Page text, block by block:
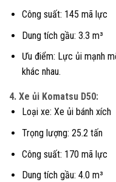
Công suất: 145 mã lực
Dung tích gầu: 3.3 m³
Ưu điểm: Lực ủi mạnh
khác nhau.
4. Xe ủi Komatsu D50:
Loại xe: Xe ủi bánh xích
Trọng lượng: 25.2 tấn
Công suất: 170 mã lực
Dung tích gầu: 4.0 m³